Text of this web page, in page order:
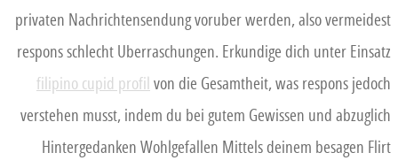
privaten Nachrichtensendung voruber werden, also vermeidest
respons schlecht Uberraschungen. Erkundige dich unter Einsatz
filipino cupid profil von die Gesamtheit, was respons jedoch
verstehen musst, indem du bei gutem Gewissen und abzuglich
Hintergedanken Wohlgefallen Mittels deinem besagen Flirt